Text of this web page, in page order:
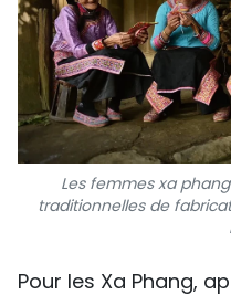
Les femmes xa
traditionnelles de
Pour les Xa Phang,